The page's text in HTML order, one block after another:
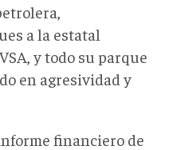
a la estatal
y todo su parque
en agresividad y
financiero de